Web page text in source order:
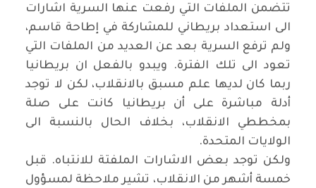
تتضمن الملفات التي رفعت عنها السرية اشارات
الى استعداد بريطاني للمشاركة في إطاحة قاسم،
ولم ترفع السرية بعد عن العديد من الملفات التي
تعود الى تلك الفترة. ويبدو بالفعل ان بريطانيا
ربما كان لديها علم مسبق بالانقلاب، لكن لا توجد
أدلة مباشرة على أن بريطانيا كانت على صلة
بمخططي الانقلاب، بخلاف الحال بالنسبة الى
الولايات المتحدة.
ولكن توجد بعض الاشارات الملفتة للانتباه. قبل
خمسة أشهر من الانقلاب، تشير ملاحظة لمسؤول